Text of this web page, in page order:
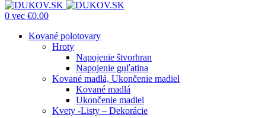
0 vec €0.00
Kované polotovary
Hroty
Napojenie štvorhran
Napojenie guľatina
Kované madlá, Ukončenie madiel
Kované madlá
Ukončenie madiel
Kvety -Listy – Dekorácie